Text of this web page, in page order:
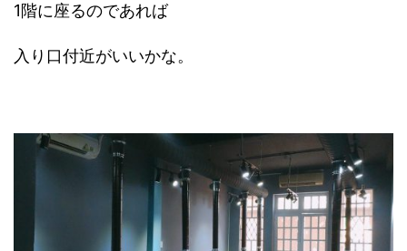
1階に座るのであれば
入り口付近がいいかな。